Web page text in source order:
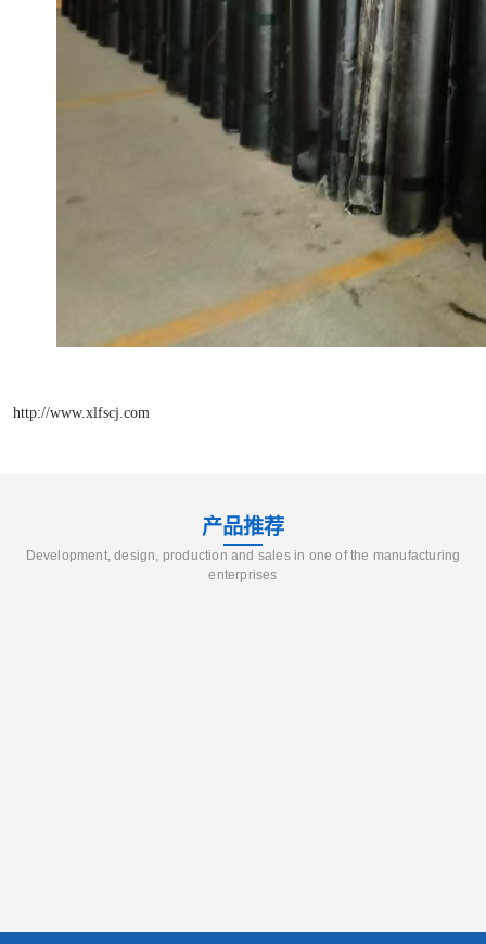
http://www.xlfscj.com
产品推荐
Development, design, production and sales in one of the manufacturing
enterprises